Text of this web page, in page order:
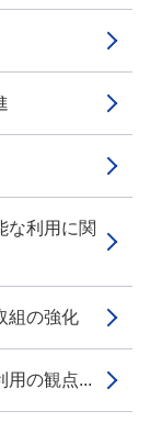
利用に関
組の強化
の観点...